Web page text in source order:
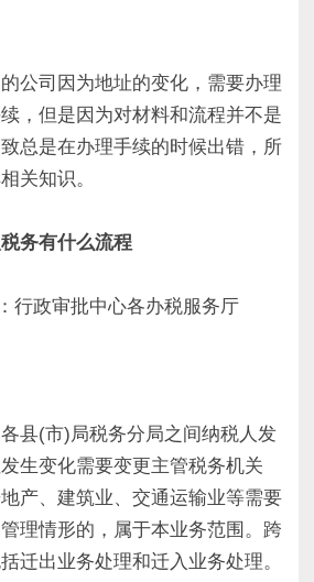
司因为地址的变化，需要办理
，但是因为对材料和流程并不是
总是在办理手续的时候出错，所
关知识。
务有什么流程
政审批中心各办税服务厅
(市)局税务分局之间纳税人发
生变化需要变更主管税务机关
产、建筑业、交通运输业等需要
理情形的，属于本业务范围。跨
迁出业务处理和迁入业务处理。